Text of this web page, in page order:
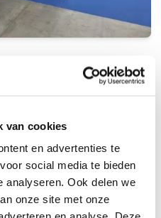
van cookies
en advertenties te
social media te bieden
analyseren. Ook delen we
onze site met onze
met studente wat
en
Cuore: Ekonomie en